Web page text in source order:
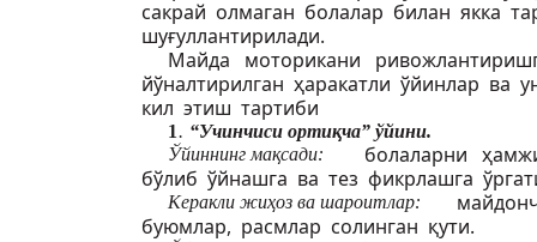
сакрай олмаган болалар билан якка
шуғуллантирилади.
Майда моторикани
йўналтирилган ҳаракатли ўйинлар ва
кил этиш тартиби
1. “Учинчиси ортиқча” ўйини.
Ўйиннинг мақсади:
болаларни
бўлиб ўйнашга ва тез фикрлашга
Керакли жиҳоз ва шароитлар:
буюмлар, расмлар солинган қути.